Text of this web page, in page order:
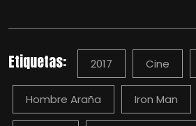
Etiquetas: 2017 Cine
Hombre Araña Iron Man